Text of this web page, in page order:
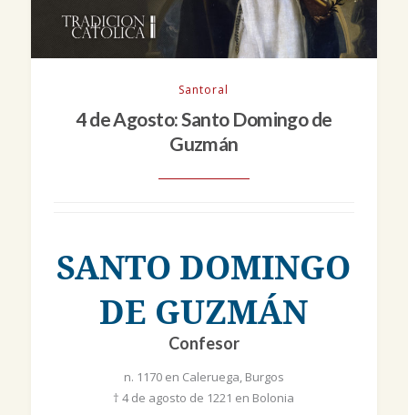
Santoral
4 de Agosto: Santo Domingo de
Guzmán
SANTO DOMINGO
DE GUZMÁN
Confesor
n. 1170 en Caleruega, Burgos
† 4 de agosto de 1221 en Bolonia